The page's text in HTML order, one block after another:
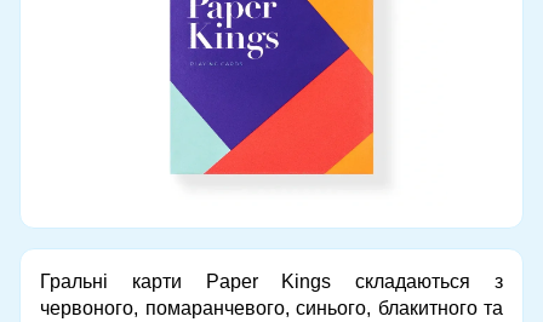
Гральні карти Paper Kings складаються з
червоного, помаранчевого, синього, блакитного та